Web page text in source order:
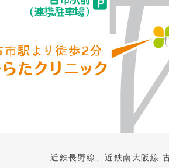
近鉄長野線、近鉄南大阪線